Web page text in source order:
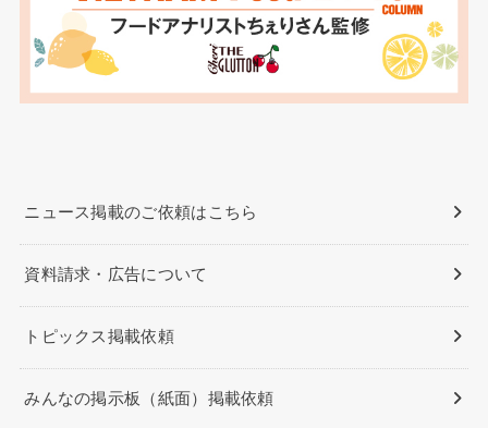
ニュース掲載のご依頼はこちら
資料請求・広告について
トピックス掲載依頼
みんなの掲示板（紙面）掲載依頼